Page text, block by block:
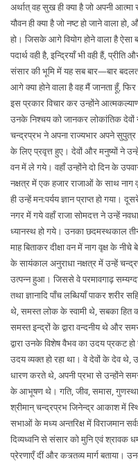
अर्थात् वह सुख ही क्या है जो अपनी आत्मा
यौवन ही क्या है जो नष्ट हो जाने वाला
हो। जिसके आगे वियोग होने वाला है
पदार्थ वही है, इन्द्रियाँ भी वही हैं,
संसार की भूमि में यह सब बार—बार
आगे क्या होने वाला है वह मैं जानता हूँ, फिर
इस प्रकार विचार कर उन्होंने
उनके निश्चय को जानकर लोकांतिक
चन्द्रप्रभ ने अपना राज्यभार अपने सुपुत्र
के लिए प्रवृत्त हुए। देवों और मनुष्यों ने
वन में ले गये। वहाँ उन्होंने दो दिन के
नक्षत्र में एक हजार राजाओं के साथ नाग
ही उन्हें मन:पर्यय ज्ञान प्राप्त हो गया।
नगर में गये वहाँ राजा सोमदत्त ने उन्हें
ध्यानस्थ हो गये। उनका छदमस्थकाल तीन
माह बिताकर दीक्षा वन में नाग वृक्ष के
के सायंकाल अनुराधा नक्षत्र में उन्हें
उत्पन्न हुआ। जिससे वे परमावगाढ़
तथा ज्ञानादि पाँच लब्धियाँ पाकर
थे, समस्त लोक के स्वामी थे, सबका हित
समस्त इन्द्रों के द्वारा वन्दनीय थे और
द्वारा उनके विशेष वैभव का उदय प्रकट हो
उदय व्यक्त हो रहा था। वे देवों के देव
धारण करते थे, अपनी प्रभा से उन्होंने
के आभूषण थे। गति, जीव, समास,
श्रीमान् चन्द्रप्रभ जिनेन्द्र आकाश में
सभाओं के मध्य अन्तरिक्ष में विराजमान
दिव्यध्वनि से संसार को मुनि एवं श्रावक
प्रेरणाएँ दीं और कत्र्तव्य मार्ग